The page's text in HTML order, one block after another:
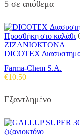
5 σε απόθεμα
Προσθήκη στο καλάθι
ΖΙΖΑΝΙΟΚΤΟΝΑ
DICOTEX
Farma-Chem S.A.
€10.50
Εξαντλημένο